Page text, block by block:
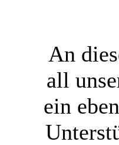
An
all
ein